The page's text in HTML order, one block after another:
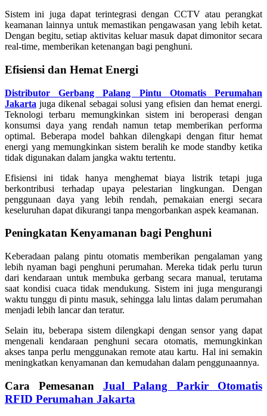
Sistem ini juga dapat terintegrasi dengan CCTV atau perangkat
keamanan lainnya untuk memastikan pengawasan yang lebih ketat.
Dengan begitu, setiap aktivitas keluar masuk dapat dimonitor secara
real-time, memberikan ketenangan bagi penghuni.
Efisiensi dan Hemat Energi
Distributor Gerbang Palang Pintu Otomatis Perumahan
Jakarta juga dikenal sebagai solusi yang efisien dan hemat energi.
Teknologi terbaru memungkinkan sistem ini beroperasi dengan
konsumsi daya yang rendah namun tetap memberikan performa
optimal. Beberapa model bahkan dilengkapi dengan fitur hemat
energi yang memungkinkan sistem beralih ke mode standby ketika
tidak digunakan dalam jangka waktu tertentu.
Efisiensi ini tidak hanya menghemat biaya listrik tetapi juga
berkontribusi terhadap upaya pelestarian lingkungan. Dengan
penggunaan daya yang lebih rendah, pemakaian energi secara
keseluruhan dapat dikurangi tanpa mengorbankan aspek keamanan.
Peningkatan Kenyamanan bagi Penghuni
Keberadaan palang pintu otomatis memberikan pengalaman yang
lebih nyaman bagi penghuni perumahan. Mereka tidak perlu turun
dari kendaraan untuk membuka gerbang secara manual, terutama
saat kondisi cuaca tidak mendukung. Sistem ini juga mengurangi
waktu tunggu di pintu masuk, sehingga lalu lintas dalam perumahan
menjadi lebih lancar dan teratur.
Selain itu, beberapa sistem dilengkapi dengan sensor yang dapat
mengenali kendaraan penghuni secara otomatis, memungkinkan
akses tanpa perlu menggunakan remote atau kartu. Hal ini semakin
meningkatkan kenyamanan dan kemudahan dalam penggunaannya.
Cara Pemesanan Jual Palang Parkir Otomatis
RFID Perumahan Jakarta